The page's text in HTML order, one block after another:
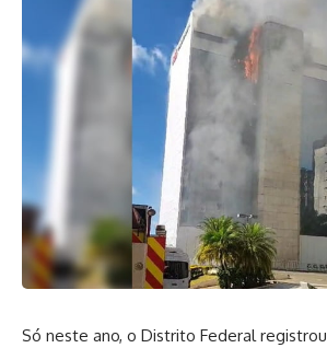
Só neste ano, o Distrito Federal registrou